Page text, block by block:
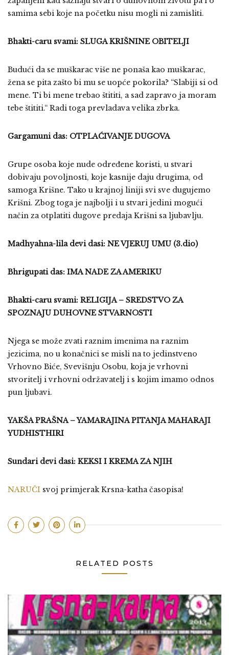
samima sebi koje na početku nisu mogli ni zamisliti.
Bhakti-caru svami: SLUGA KRIŠNINE OBITELJI
Budući da se muškarac više ne ponaša kao muškarac,
žena se pita zašto bi mu se uopće pokorila? “Slabiji si od
mene. Ti bi mene trebao štititi, a sad zapravo ja moram
tebe štititi.“ Radi toga prevladava velika zbrka.
Gargamuni das: OTPLAĆIVANJE DUGOVA
Grupe osoba koje nude određene koristi, u stvari
dobivaju povoljnosti, koje kasnije daju drugima, od
samoga Krišne. Tako u krajnoj liniji svi sve dugujemo
Krišni. Zbog toga je najbolji i u stvari jedini mogući
način za otplatiti dugove predaja Krišni sa ljubavlju.
Madhyahna-lila devi dasi: NE VJERUJ UMU (3.dio)
Bhrigupati das: IMA NADE ZA AMERIKU
Bhakti-caru svami: RELIGIJA – SREDSTVO ZA
SPOZNAJU DUHOVNE STVARNOSTI
Njega se može zvati raznim imenima na raznim
jezicima, no u konačnici se misli na to jedinstveno
Vrhovno Biće, Svevišnju Osobu, koja je vrhovni
stvoritelj i vrhovni održavatelj i s kojim imamo odnos
pun ljubavi.
YAKŠA PRAŠNA – YAMARAJINA PITANJA MAHARAJI
YUDHISTHIRI
Sundari devi dasi: KEKSI I KREMA ZA NJIH
NARUČI svoj primjerak Krsna-katha časopisa!
RELATED POSTS